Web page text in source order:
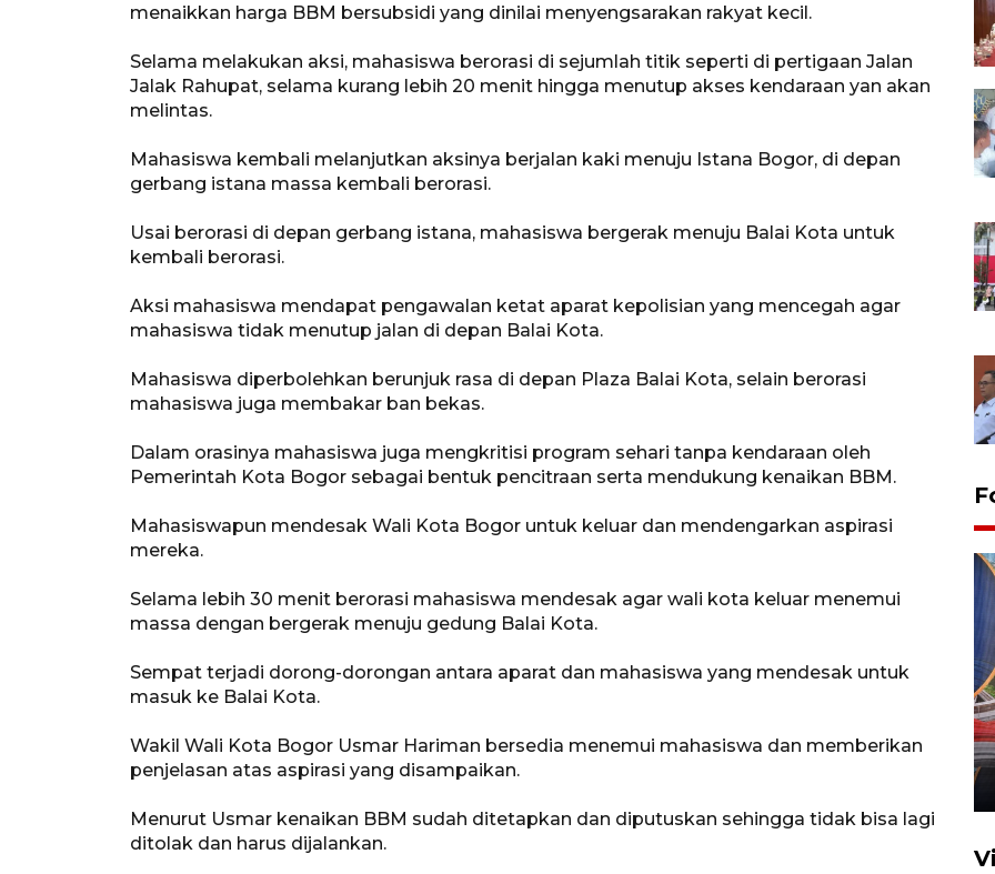
menaikkan harga BBM bersubsidi yang dinilai menyengsarakan rakyat kecil.
Selama melakukan aksi, mahasiswa berorasi di sejumlah titik seperti di pertigaan Jalan
Jalak Rahupat, selama kurang lebih 20 menit hingga menutup akses kendaraan yan akan
melintas.
Mahasiswa kembali melanjutkan aksinya berjalan kaki menuju Istana Bogor, di depan
gerbang istana massa kembali berorasi.
Usai berorasi di depan gerbang istana, mahasiswa bergerak menuju Balai Kota untuk
kembali berorasi.
Aksi mahasiswa mendapat pengawalan ketat aparat kepolisian yang mencegah agar
mahasiswa tidak menutup jalan di depan Balai Kota.
Mahasiswa diperbolehkan berunjuk rasa di depan Plaza Balai Kota, selain berorasi
mahasiswa juga membakar ban bekas.
Dalam orasinya mahasiswa juga mengkritisi program sehari tanpa kendaraan oleh
Pemerintah Kota Bogor sebagai bentuk pencitraan serta mendukung kenaikan BBM.
Mahasiswapun mendesak Wali Kota Bogor untuk keluar dan mendengarkan aspirasi
mereka.
Selama lebih 30 menit berorasi mahasiswa mendesak agar wali kota keluar menemui
massa dengan bergerak menuju gedung Balai Kota.
Sempat terjadi dorong-dorongan antara aparat dan mahasiswa yang mendesak untuk
masuk ke Balai Kota.
Wakil Wali Kota Bogor Usmar Hariman bersedia menemui mahasiswa dan memberikan
penjelasan atas aspirasi yang disampaikan.
Menurut Usmar kenaikan BBM sudah ditetapkan dan diputuskan sehingga tidak bisa lagi
ditolak dan harus dijalankan.
Stasiun Bogor